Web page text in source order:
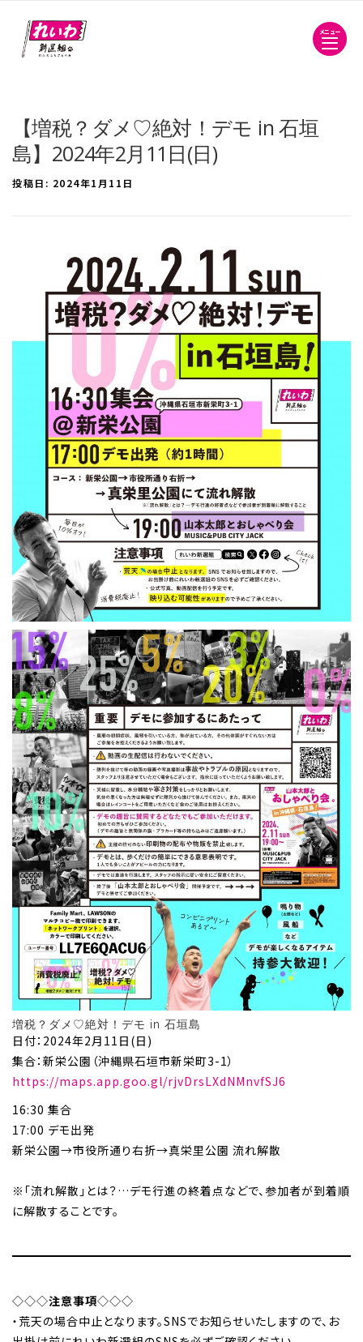
メニュー
【増税？ダメ♡絶対！デモ in 石垣
島】2024年2月11日(日)
投稿日: 2024年1月11日
増税？ダメ♡絶対！デモ in 石垣島
日付：2024年2月11日(日)
集合：新栄公園（沖縄県石垣市新栄町3-1）
https://maps.app.goo.gl/rjvDrsLXdNMnvfSJ6
16:30 集合
17:00 デモ出発
新栄公園→市役所通り右折→真栄里公園 流れ解散
※「流れ解散」とは？…デモ行進の終着点などで、参加者が到着順
に解散することです。
◇◇◇注意事項◇◇◇
・荒天の場合中止となります。SNSでお知らせいたしますので、お